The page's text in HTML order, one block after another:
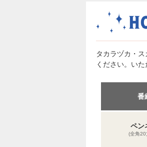
タカラヅカ・
ください。い
番
ペン
(全角20